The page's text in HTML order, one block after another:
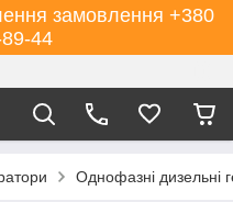
замовлення +380
44
Однофазні дизельні